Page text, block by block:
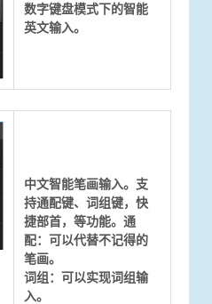
数字键盘模式下的智能
英文输入。
中文智能笔画输入。支
持通配键、词组键，快
捷部首，等功能。通
配：可以代替不记得的
笔画。
词组：可以实现词组输
入。